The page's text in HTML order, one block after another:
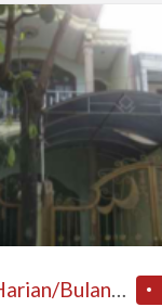
Terima Kost Harian/Bulanan dekat Pelabuhan Perak Surabaya